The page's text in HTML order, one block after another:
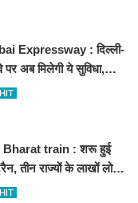
Expressway : दिल्ली-
अब मिलेगी ये सुविधा,
से तुरंत घायल पहुंचेगा
Bharat train : शरू हुई
तीन राज्यों के लाखों लोगों
देखें पूरा रूटमैप